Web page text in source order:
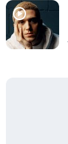
player2